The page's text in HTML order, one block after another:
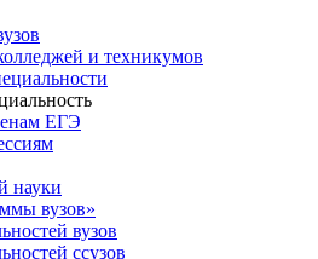
и техникумов
ЕГЭ
науки
вузов»
вузов
ссузов